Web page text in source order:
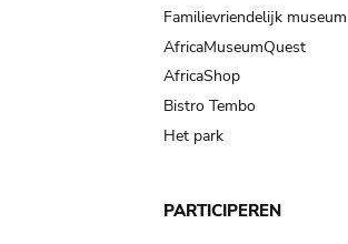
Familievriendelijk museum
AfricaMuseumQuest
AfricaShop
Bistro Tembo
Het park
PARTICIPEREN